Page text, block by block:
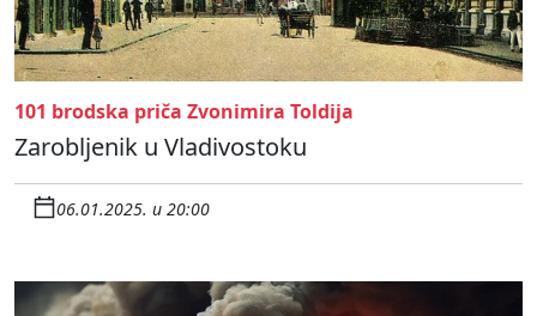
101 brodska priča Zvonimira Toldija
Zarobljenik u Vladivostoku
06.01.2025. u 20:00